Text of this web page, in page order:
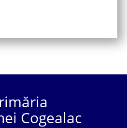
Cogealac